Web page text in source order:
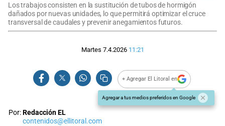
Los trabajos consisten en la sustitución de tubos de hormigón
dañados por nuevas unidades, lo que permitirá optimizar el cruce
transversal de caudales y prevenir anegamientos futuros.
Martes 7.4.2026 11:21
+ Agregar El Litoral en
Agregar a tus medios preferidos en Google
Por:Redacción EL
contenidos@ellitoral.com